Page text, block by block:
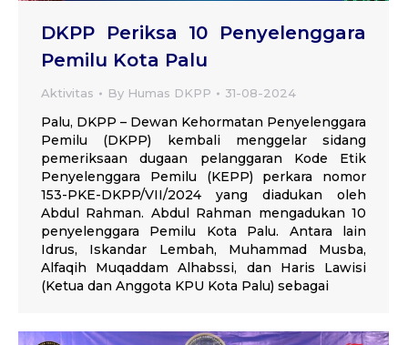
DKPP Periksa 10 Penyelenggara
Pemilu Kota Palu
Aktivitas By Humas DKPP 31-08-2024
Palu, DKPP – Dewan Kehormatan Penyelenggara
Pemilu (DKPP) kembali menggelar sidang
pemeriksaan dugaan pelanggaran Kode Etik
Penyelenggara Pemilu (KEPP) perkara nomor
153-PKE-DKPP/VII/2024 yang diadukan oleh
Abdul Rahman. Abdul Rahman mengadukan 10
penyelenggara Pemilu Kota Palu. Antara lain
Idrus, Iskandar Lembah, Muhammad Musba,
Alfaqih Muqaddam Alhabssi, dan Haris Lawisi
(Ketua dan Anggota KPU Kota Palu) sebagai